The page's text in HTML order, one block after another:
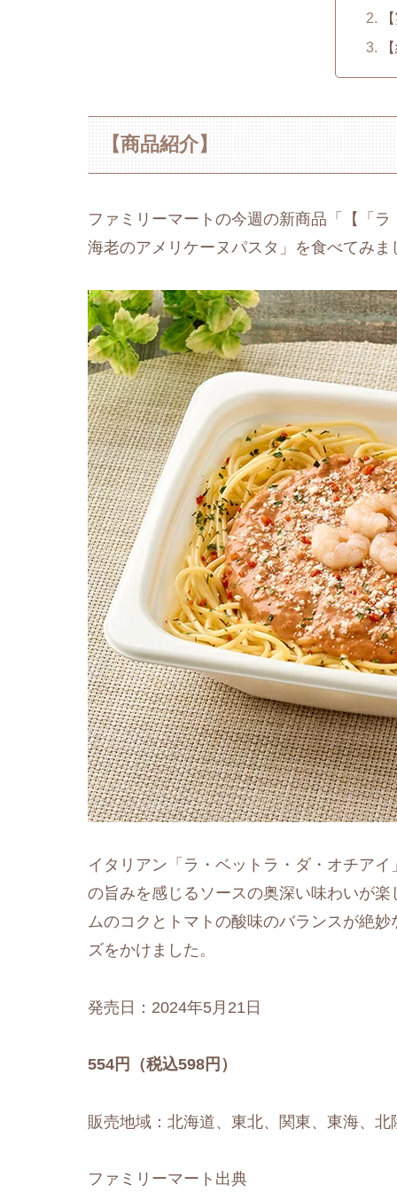
【商品紹介】
ファミリーマートの今週の新商品「【「
海老のアメリケーヌパスタ」を食べてみま
イタリアン「ラ・ベットラ・ダ・オチア
の旨みを感じるソースの奥深い味わいが
ムのコクとトマトの酸味のバランスが絶
ズをかけました。
発売日：2024年5月21日
554円（税込598円）
販売地域：北海道、東北、関東、東海、
ファミリーマート出典